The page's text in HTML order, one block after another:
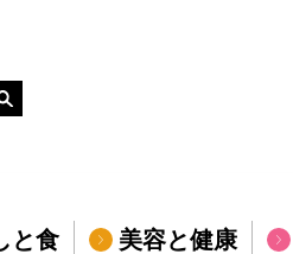
と食 美容と健康